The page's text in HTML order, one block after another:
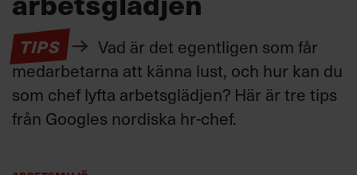
TIPS
Vad är det egentligen som får
medarbetarna att känna lust, och hur kan du
som chef lyfta arbetsglädjen? Här är tre tips
från Googles nordiska hr-chef.